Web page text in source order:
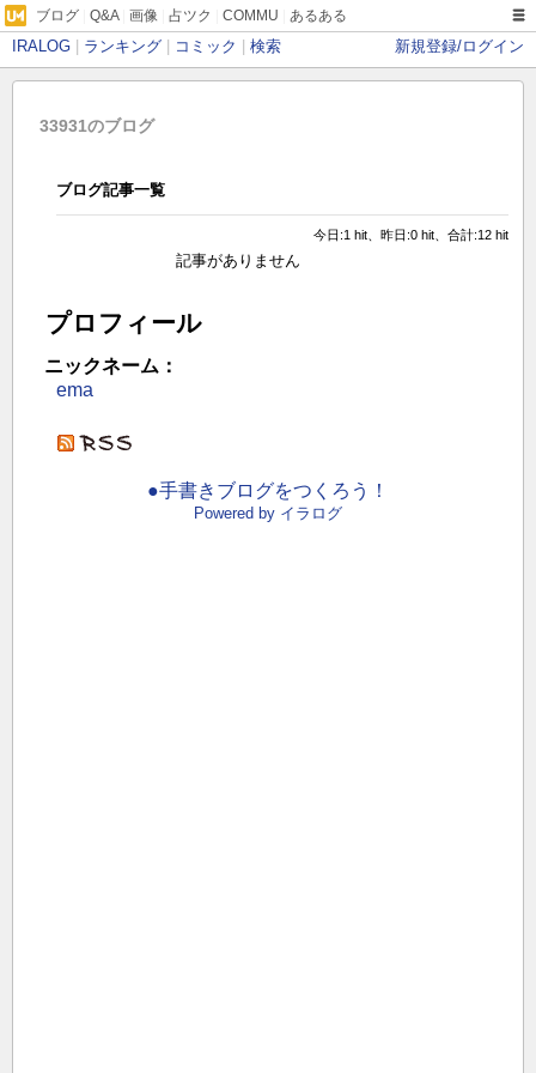
ブログ Q&A| 画像 占ツク COMMU あるある
IRALOG ランキング コミック 検索 新規登録/ログイン
33931のブログ
ブログ記事一覧
今日:1 hit、昨日:0 hit、合計:12 hit
記事がありません
プロフィール
ニックネーム：
ema
●手書きブログをつくろう！
Powered by イラログ